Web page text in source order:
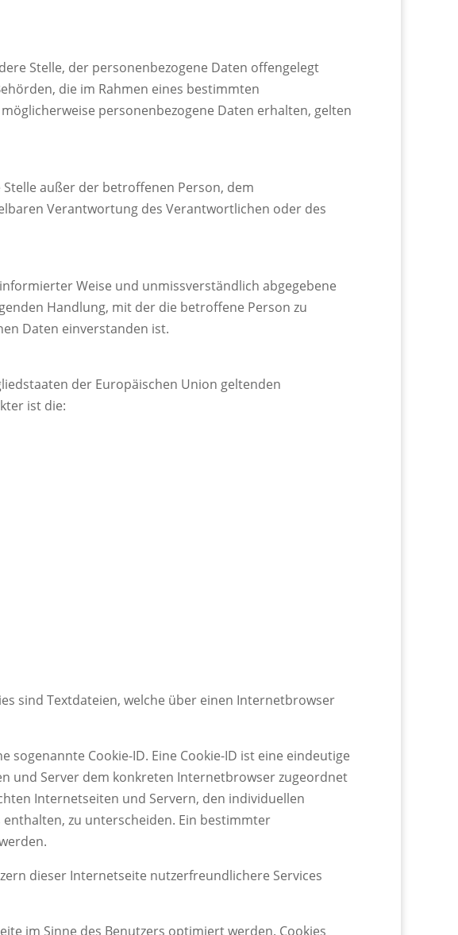
Stelle, der personenbezogene Daten offengelegt
die im Rahmen eines bestimmten
personenbezogene Daten erhalten, gelten
außer der betroffenen Person, dem
Verantwortung des Verantwortlichen oder des
Weise und unmissverständlich abgegebene
Handlung, mit der die betroffene Person zu
Daten einverstanden ist.
der Europäischen Union geltenden
ist die:
sind Textdateien, welche über einen Internetbrowser
Cookie-ID. Eine Cookie-ID ist eine eindeutige
und Server dem konkreten Internetbrowser zugeordnet
Internetseiten und Servern, den individuellen
zu unterscheiden. Ein bestimmter
dieser Internetseite nutzerfreundlichere Services
im Sinne des Benutzers optimiert werden. Cookies